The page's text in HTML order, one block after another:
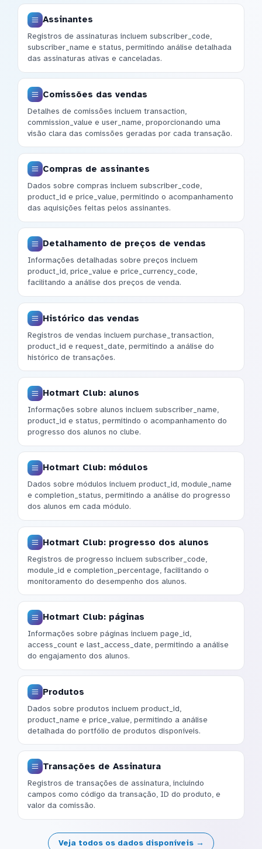
Assinantes
Registros de assinaturas incluem subscriber_code,
subscriber_name e status, permitindo análise detalhada
das assinaturas ativas e canceladas.
Comissões das vendas
Detalhes de comissões incluem transaction,
commission_value e user_name, proporcionando uma
visão clara das comissões geradas por cada transação.
Compras de assinantes
Dados sobre compras incluem subscriber_code,
product_id e price_value, permitindo o acompanhamento
das aquisições feitas pelos assinantes.
Detalhamento de preços de vendas
Informações detalhadas sobre preços incluem
product_id, price_value e price_currency_code,
facilitando a análise dos preços de venda.
Histórico das vendas
Registros de vendas incluem purchase_transaction,
product_id e request_date, permitindo a análise do
histórico de transações.
Hotmart Club: alunos
Informações sobre alunos incluem subscriber_name,
product_id e status, permitindo o acompanhamento do
progresso dos alunos no clube.
Hotmart Club: módulos
Dados sobre módulos incluem product_id, module_name
e completion_status, permitindo a análise do progresso
dos alunos em cada módulo.
Hotmart Club: progresso dos alunos
Registros de progresso incluem subscriber_code,
module_id e completion_percentage, facilitando o
monitoramento do desempenho dos alunos.
Hotmart Club: páginas
Informações sobre páginas incluem page_id,
access_count e last_access_date, permitindo a análise
do engajamento dos alunos.
Produtos
Dados sobre produtos incluem product_id,
product_name e price_value, permitindo a análise
detalhada do portfólio de produtos disponíveis.
Transações de Assinatura
Registros de transações de assinatura, incluindo
campos como código da transação, ID do produto, e
valor da comissão.
Veja todos os dados disponíveis →